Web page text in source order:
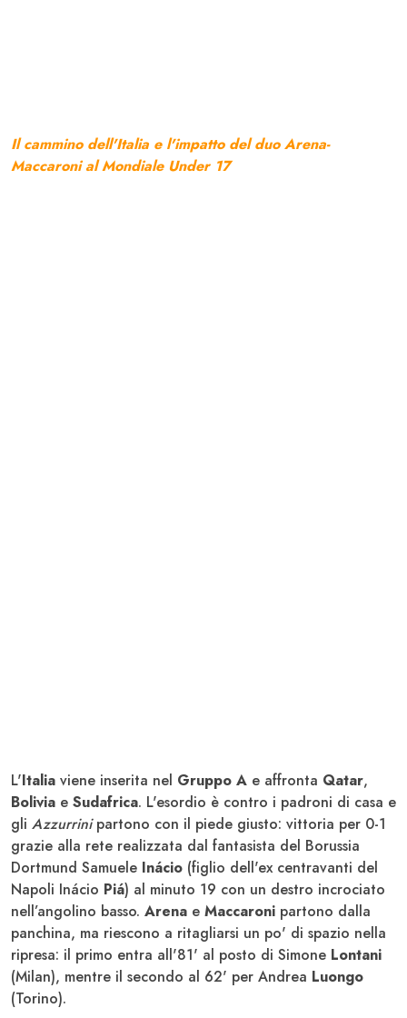
Il cammino dell'Italia e l'impatto del duo Arena-
Maccaroni al Mondiale Under 17
L'Italia viene inserita nel Gruppo A e affronta Qatar,
Bolivia e Sudafrica. L'esordio è contro i padroni di casa e
gli Azzurrinipartono con il piede giusto: vittoria per 0-1
grazie alla rete realizzata dal fantasista del Borussia
Dortmund Samuele Inácio (figlio dell'ex centravanti del
Napoli Inácio Piá) al minuto 19 con un destro incrociato
nell’angolino basso. Arena e Maccaroni partono dalla
panchina, ma riescono a ritagliarsi un po' di spazio nella
ripresa: il primo entra all'81' al posto di Simone Lontani
(Milan), mentre il secondo al 62' per Andrea Luongo
(Torino).